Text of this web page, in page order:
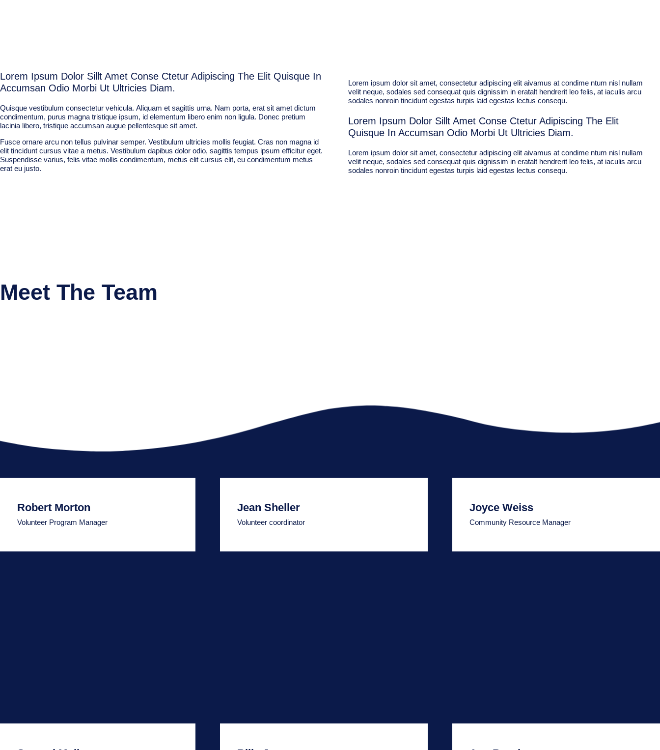
Lorem Ipsum Dolor Sillt Amet Conse Ctetur Adipiscing The Elit Quisque In
Accumsan Odio Morbi Ut Ultricies Diam.
Quisque vestibulum consectetur vehicula. Aliquam et sagittis urna. Nam porta, erat sit amet dictum
condimentum, purus magna tristique ipsum, id elementum libero enim non ligula. Donec pretium
lacinia libero, tristique accumsan augue pellentesque sit amet.
Fusce ornare arcu non tellus pulvinar semper. Vestibulum ultricies mollis feugiat. Cras non magna id
elit tincidunt cursus vitae a metus. Vestibulum dapibus dolor odio, sagittis tempus ipsum efficitur eget.
Suspendisse varius, felis vitae mollis condimentum, metus elit cursus elit, eu condimentum metus
erat eu justo.
Lorem ipsum dolor sit amet, consectetur adipiscing elit aivamus at condime ntum nisl nullam
velit neque, sodales sed consequat quis dignissim in eratalt hendrerit leo felis, at iaculis arcu
sodales nonroin tincidunt egestas turpis laid egestas lectus consequ.
Lorem Ipsum Dolor Sillt Amet Conse Ctetur Adipiscing The Elit
Quisque In Accumsan Odio Morbi Ut Ultricies Diam.
Lorem ipsum dolor sit amet, consectetur adipiscing elit aivamus at condime ntum nisl nullam
velit neque, sodales sed consequat quis dignissim in eratalt hendrerit leo felis, at iaculis arcu
sodales nonroin tincidunt egestas turpis laid egestas lectus consequ.
Meet The Team
Robert Morton
Volunteer Program Manager
Jean Sheller
Volunteer coordinator
Joyce Weiss
Community Resource Manager